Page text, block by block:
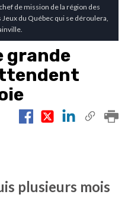
de mission de la région des
du Québec qui se déroulera,
grande
plusieurs mois